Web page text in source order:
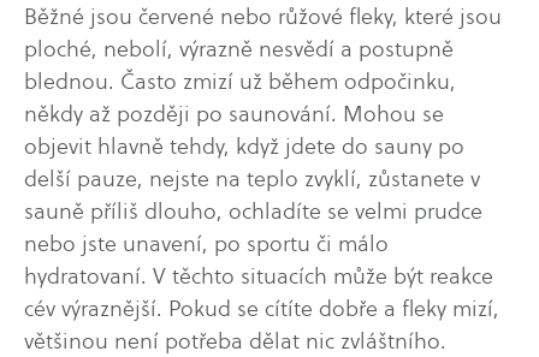
Běžné jsou červené nebo růžové fleky, které jsou
ploché, nebolí, výrazně nesvědí a postupně
blednou. Často zmizí už během odpočinku,
někdy až později po saunování. Mohou se
objevit hlavně tehdy, když jdete do sauny po
delší pauze, nejste na teplo zvyklí, zůstanete v
sauně příliš dlouho, ochladíte se velmi prudce
nebo jste unavení, po sportu či málo
hydratovaní. V těchto situacích může být reakce
cév výraznější. Pokud se cítíte dobře a fleky mizí,
většinou není potřeba dělat nic zvláštního.